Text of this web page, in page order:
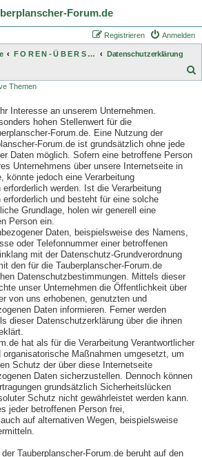
Forum.de
Anmelden
Registrieren
F O R E N - Ü B E R S I C H T
Datenschutzerklärung
Themen
Interesse an unserem Unternehmen.
hohen Stellenwert für die
Forum.de. Eine Nutzung der
Forum.de ist grundsätzlich ohne jede
Daten möglich. Sofern eine betroffene Person
Unternehmens über unsere Internetseite in
könnte jedoch eine Verarbeitung
werden. Ist die Verarbeitung
erforderlich und besteht für eine solche
Grundlage, holen wir generell eine
Person ein.
Daten, beispielsweise des Namens,
oder Telefonnummer einer betroffenen
mit der Datenschutz-Grundverordnung
den für die Tauberplanscher-Forum.de
Datenschutzbestimmungen. Mittels dieser
unser Unternehmen die Öffentlichkeit über
von uns erhobenen, genutzten und
Daten informieren. Ferner werden
dieser Datenschutzerklärung über die ihnen
hat als für die Verarbeitung Verantwortlicher
Maßnahmen umgesetzt, um
Schutz der über diese Internetseite
Daten sicherzustellen. Dennoch können
grundsätzlich Sicherheitslücken
Schutz nicht gewährleistet werden kann.
jeder betroffenen Person frei,
auf alternativen Wegen, beispielsweise
Tauberplanscher-Forum.de beruht auf den